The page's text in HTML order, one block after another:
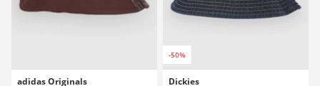
adidas Originals
-50%
Dickies